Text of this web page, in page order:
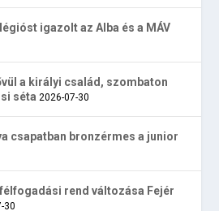
igazolt az Alba és a MÁV
a királyi család, szombaton
séta 2026-07-30
csapatban bronzérmes a junior
rend változása Fejér
30